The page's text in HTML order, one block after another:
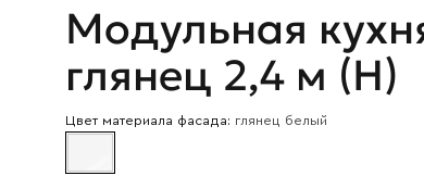
Модульная
глянец 2,4 м (Н)
Цвет материала фасада: глянец белый